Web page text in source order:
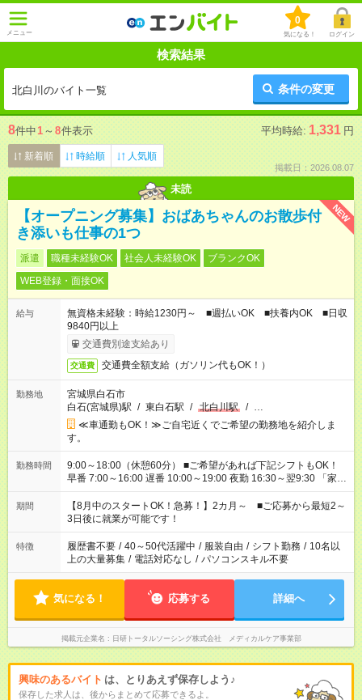
メニュー
0
気になる！ ログイン
検索結果
北白川のバイト一覧 条件の変更
8件中1 ～ 8件表示 平均時給: 1,331 円
新着順 時給順 人気順
掲載日：2026.08.07
未読
NEW
【オープニング募集】おばあちゃんのお散歩付
き添いも仕事の1つ
派遣 職種未経験OK 社会人未経験OK
ブランクOK
WEB登録・面接OK
給与
無資格未経験：時給1230円～ ■週払いOK ■扶養内OK ■日収
9840円以上
交通費別途支給あり
交通費 交通費全額支給（ガソリン代もOK！）
勤務地
宮城県白石市
白石(宮城県)駅 / 東白石駅 / 北白川駅 / …
≪車通勤もOK！≫ご自宅近くでご希望の勤務地を紹介しま
す。
勤務時間
9:00～18:00（休憩60分） ■ご希望があれば下記シフトもOK！
早番 7:00～16:00 遅番 10:00～19:00 夜勤 16:30～翌9:30 「家族
と休みを合わせたい」 「余裕を持って夕飯の準備がしたい」
「できれば残業はしたくない」 など、ご希望を教えてください
ね。 ※Wワーク希望の方へ 今ご覧のお仕事で希望する勤務時間
と、もう1つのお仕事の勤務時間。 合計で週40時間を超える場
合は応募できません。
期間
【8月中のスタートOK！急募！】2カ月～ ■ご応募から最短2～
3日後に就業が可能です！
特徴 履歴書不要 / 40～50代活躍中 / 服装自由 / シフト勤務 / 10名以
上の大量募集 / 電話対応なし / パソコンスキル不要
気になる！ 応募する 詳細へ
掲載元企業名 日研トータルソーシング株式会社 メディカルケア事業部
興味のあるバイト は、とりあえず保存しよう♪
保存した求人は、後からまとめて応募できるよ。